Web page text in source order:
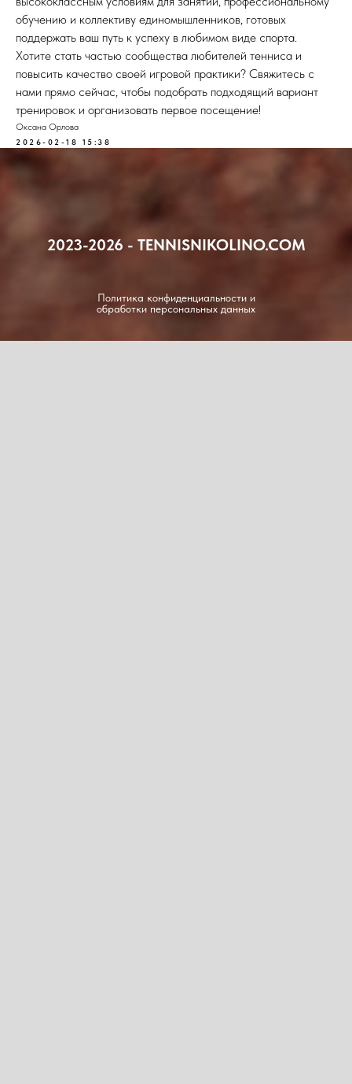
обучению и коллективу единомышленников, готовых
поддержать ваш путь к успеху в любимом виде спорта.
Хотите стать частью сообщества любителей тенниса и
повысить качество своей игровой практики? Свяжитесь с
нами прямо сейчас, чтобы подобрать подходящий вариант
тренировок и организовать первое посещение!
Оксана Орлова
2026-02-18 15:38
2023-2026 - TENNISNIKOLINO.COM
Политика конфиденциальности и
обработки персональных данных